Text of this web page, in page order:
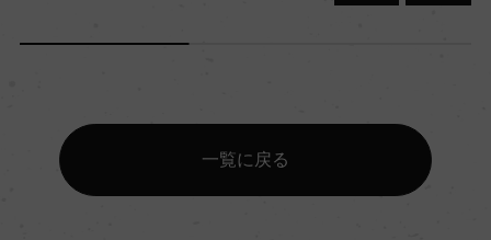
一覧に戻る